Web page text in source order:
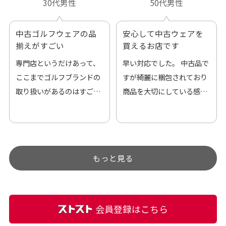
30代男性
中古ゴルフウェアの品
揃えがすごい
専門店というだけあって、
ここまでゴルフブランドの
取り扱いがあるのはすご
す。
50代男性
安心して中古ウェアを
買えるお店です
早い対応でした。 中古品で
すが綺麗に梱包されており
商品を大切にしている感が
うぐらい目立つことなく綺
麗な商品でお安く購入でき
もっと見る
会員登録はこちら